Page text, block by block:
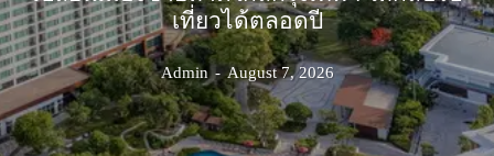
เที่ยวได้ตลอดปี
Admin - August 7, 2026